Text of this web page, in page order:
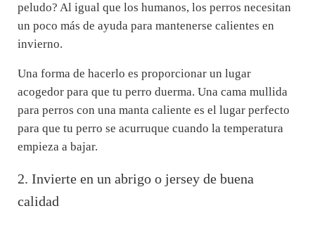
peludo? Al igual que los humanos, los perros necesitan
un poco más de ayuda para mantenerse calientes en
invierno.
Una forma de hacerlo es proporcionar un lugar
acogedor para que tu perro duerma. Una cama mullida
para perros con una manta caliente es el lugar perfecto
para que tu perro se acurruque cuando la temperatura
empieza a bajar.
2. Invierte en un abrigo o jersey de buena
calidad